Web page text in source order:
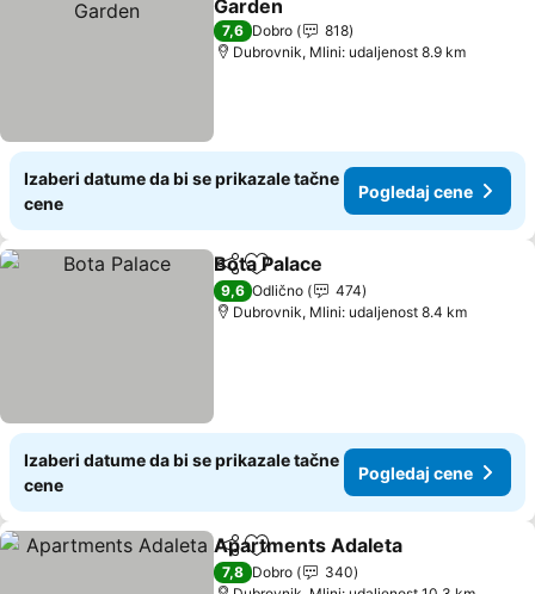
Garden
7,6 Dobro
818
Dubrovnik, Mlini: udaljenost 8.9 km
Izaberi datume da bi se prikazale tačne
cene
Pogledaj cene
Deli Dodati u favorite
Bota Palace
9,6 Odlično
474
Dubrovnik, Mlini: udaljenost 8.4 km
Izaberi datume da bi se prikazale tačne
cene
Pogledaj cene
Deli Dodati u favorite
Apartments Adaleta
7,8 Dobro
340